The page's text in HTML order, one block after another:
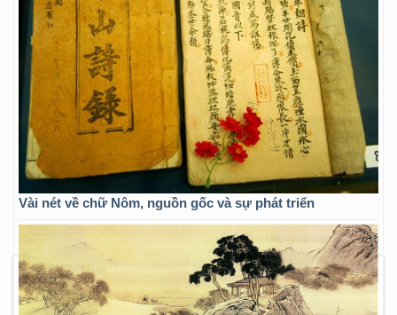
Vài nét về chữ Nôm, nguồn gốc và sự phát triển